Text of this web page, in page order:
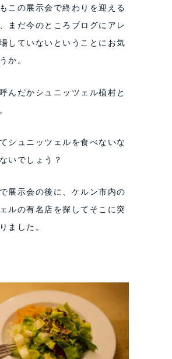
この展示会で終わりを迎える
まだ今のところブログにアレ
していないということにお気
か。
んだかシュニッツェル植村と
シュニッツェルを食べないな
いでしょう？
展示会の後に、ケルン市内の
ルの有名店を探してそこに突
ました。